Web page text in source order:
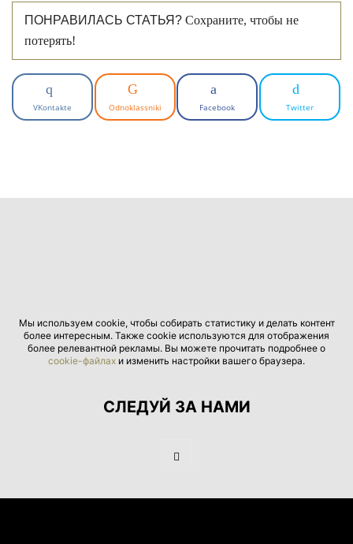
ПОНРАВИЛАСЬ СТАТЬЯ? Сохраните, чтобы не
потерять!
VKontakte Odnoklassniki Facebook Twitter
Мы используем cookie, чтобы собирать статистику и делать контент
более интересным. Также cookie используются для отображения
более релевантной рекламы. Вы можете прочитать подробнее о
cookie-файлах и изменить настройки вашего браузера.
СЛЕДУЙ ЗА НАМИ